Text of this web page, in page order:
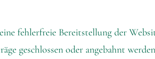
fehlerfreie Bereitstellung der
geschlossen oder angebahnt